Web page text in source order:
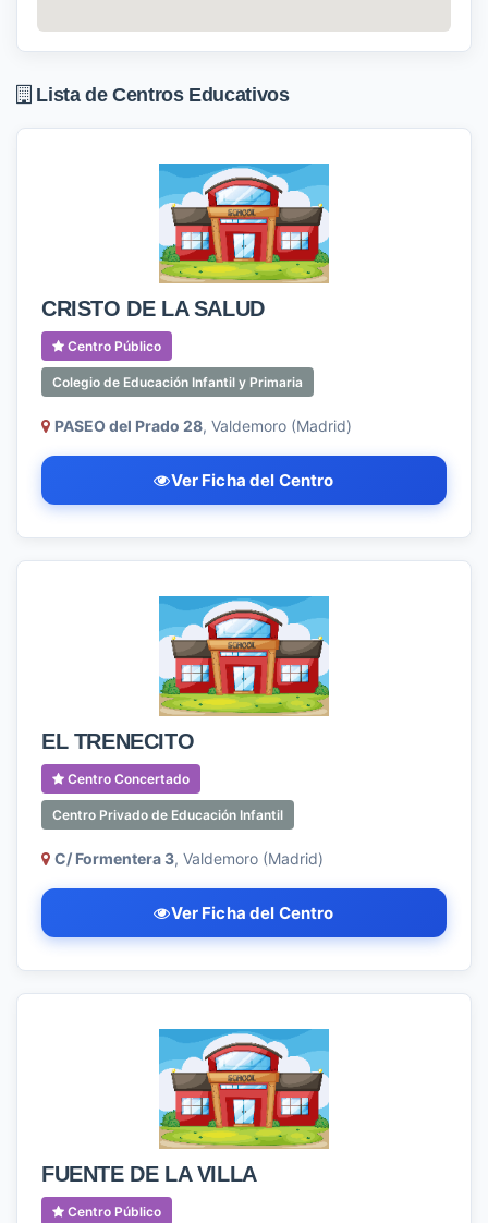
Lista de Centros Educativos
CRISTO DE LA SALUD
Centro Público
Colegio de Educación Infantil y Primaria
PASEO del Prado 28, Valdemoro (Madrid)
Ver Ficha del Centro
EL TRENECITO
Centro Concertado
Centro Privado de Educación Infantil
C/ Formentera 3, Valdemoro (Madrid)
Ver Ficha del Centro
FUENTE DE LA VILLA
Centro Público